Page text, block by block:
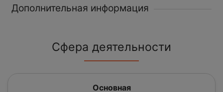
Дополнительная информация
Сфера деятельности
Основная